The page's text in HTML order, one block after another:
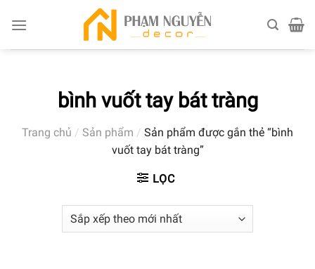
bình vuốt tay bát tràng
Trang chủ / Sản phẩm / Sản phẩm được gắn thẻ “bình
vuốt tay bát tràng”
LỌC